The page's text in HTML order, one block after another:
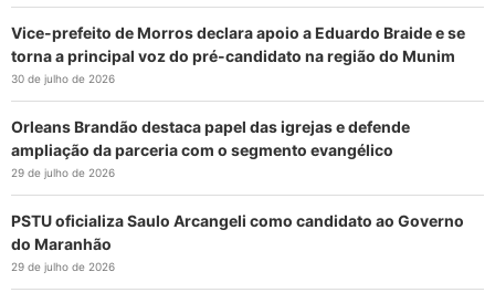
Vice-prefeito de Morros declara apoio a Eduardo Braide e se
torna a principal voz do pré-candidato na região do Munim
30 de julho de 2026
Orleans Brandão destaca papel das igrejas e defende
ampliação da parceria com o segmento evangélico
29 de julho de 2026
PSTU oficializa Saulo Arcangeli como candidato ao Governo
do Maranhão
29 de julho de 2026